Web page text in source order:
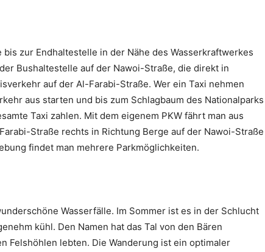
zur Endhaltestelle in der Nähe des Wasserkraftwerkes
Bushaltestelle auf der Nawoi-Straße, die direkt in
auf der Al-Farabi-Straße. Wer ein Taxi nehmen
aus starten und bis zum Schlagbaum des Nationalparks
Taxi zahlen. Mit dem eigenem PKW fährt man aus
Straße rechts in Richtung Berge auf der Nawoi-Straße
findet man mehrere Parkmöglichkeiten.
Wasserfälle. Im Sommer ist es in der Schlucht
kühl. Den Namen hat das Tal von den Bären
Felshöhlen lebten. Die Wanderung ist ein optimaler